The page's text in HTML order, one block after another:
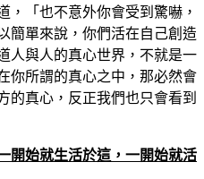
「也不意外你會受到驚嚇，
簡單來說，你們活在自己創造
人與人的真心世界，不就是一
你所謂的真心之中，那必然會
的真心，反正我們也只會看到
開始就生活於這，一開始就活